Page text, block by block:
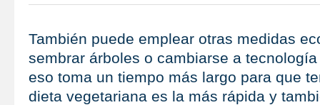
También puede emplear otras medidas
sembrar árboles o cambiarse a
eso toma un tiempo más largo para que
dieta vegetariana es la más rápida y